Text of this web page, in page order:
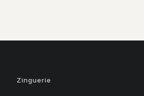
Zinguerie